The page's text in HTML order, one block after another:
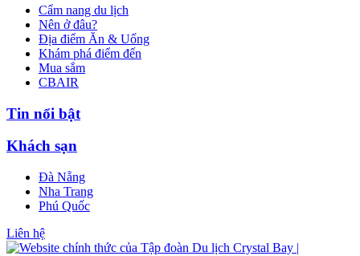
Cẩm nang du lịch
Nên ở đâu?
Địa điểm Ăn & Uống
Khám phá điểm đến
Mua sắm
CBAIR
Tin nổi bật
Khách sạn
Đà Nẵng
Nha Trang
Phú Quốc
Liên hệ